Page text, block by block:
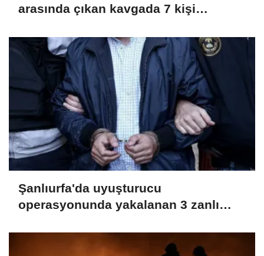
arasında çıkan kavgada 7 kişi
Şanlıurfa'da uyuşturucu
operasyonunda yakalanan 3 zanlı